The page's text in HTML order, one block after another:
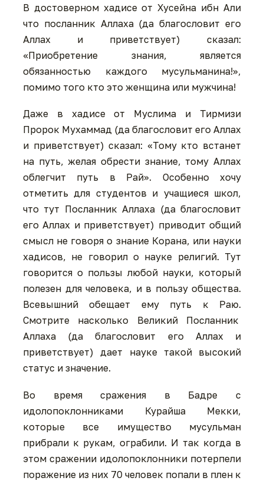
В достоверном хадисе от Хусейна ибн Али
что посланник Аллаха (да благословит его
Аллах и приветствует) сказал:
«Приобретение знания, является
обязанностью каждого мусульманина!»,
помимо того кто это женщина или мужчина!
Даже в хадисе от Муслима и Тирмизи
Пророк Мухаммад (да благословит его Аллах
и приветствует) сказал: «Тому кто встанет
на путь, желая обрести знание, тому Аллах
облегчит путь в Рай». Особенно хочу
отметить для студентов и учащиеся школ,
что тут Посланник Аллаха (да благословит
его Аллах и приветствует) приводит общий
смысл не говоря о знание Корана, или науки
хадисов, не говорил о науке религий. Тут
говорится о пользы любой науки, который
полезен для человека, и в пользу общества.
Всевышний обещает ему путь к Раю.
Смотрите насколько Великий Посланник
Аллаха (да благословит его Аллах и
приветствует) дает науке такой высокий
статус и значение.
Во время сражения в Бадре с
идолопоклонниками Курайша Мекки,
которые все имущество мусульман
прибрали к рукам, ограбили. И так когда в
этом сражении идолопоклонники потерпели
поражение из них 70 человек попали в плен к